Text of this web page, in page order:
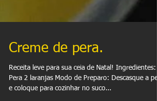
Creme de pera.
Receita leve para sua ceia de Natal! Ingredientes: